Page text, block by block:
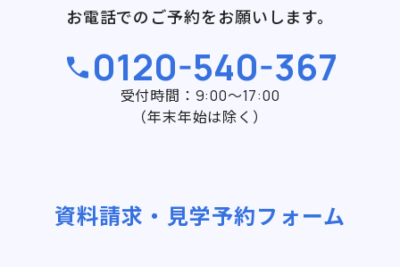
お電話でのご予約をお願いします。
0120-540-367
受付時間：9:00～17:00
（年末年始は除く）
資料請求・見学予約フォーム